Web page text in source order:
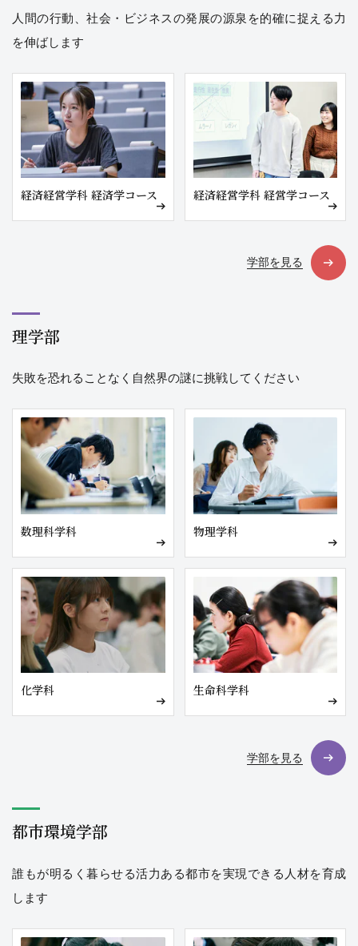
人間の仕組み
保健・医療・福祉
緩和ケア 車いす・義足 医療機器
人間の行動、社会・ビジネスの発展の源泉を的確に捉える力
を伸ばします
経済経営学科 経済学コース 経済経営学科 経営学コース
学部を見る
理学部
失敗を恐れることなく自然界の謎に挑戦してください
数理科学科 物理学科
化学科 生命科学科
学部を見る
都市環境学部
誰もが明るく暮らせる活力ある都市を実現できる人材を育成
します